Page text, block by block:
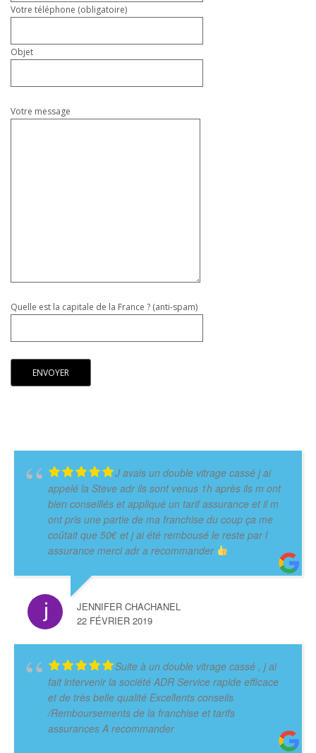
Votre téléphone (obligatoire)
Objet
Votre message
Quelle est la capitale de la France ? (anti-spam)
J avais un double vitrage cassé j ai
appelé la Steve adr ils sont venus 1h après ils m ont
bien conseillés et appliqué un tarif assurance et il m
ont pris une partie de ma franchise du coup ça me
coûtait que 50€ et j ai été rembousé le reste par l
assurance merci adr a recommander
JENNIFER CHACHANEL
22 FÉVRIER 2019
Suite à un double vitrage cassé , j ai
fait intervenir la société ADR Service rapide efficace
et de très belle qualité Excellents conseils
/Remboursements de la franchise et tarifs
assurances A recommander